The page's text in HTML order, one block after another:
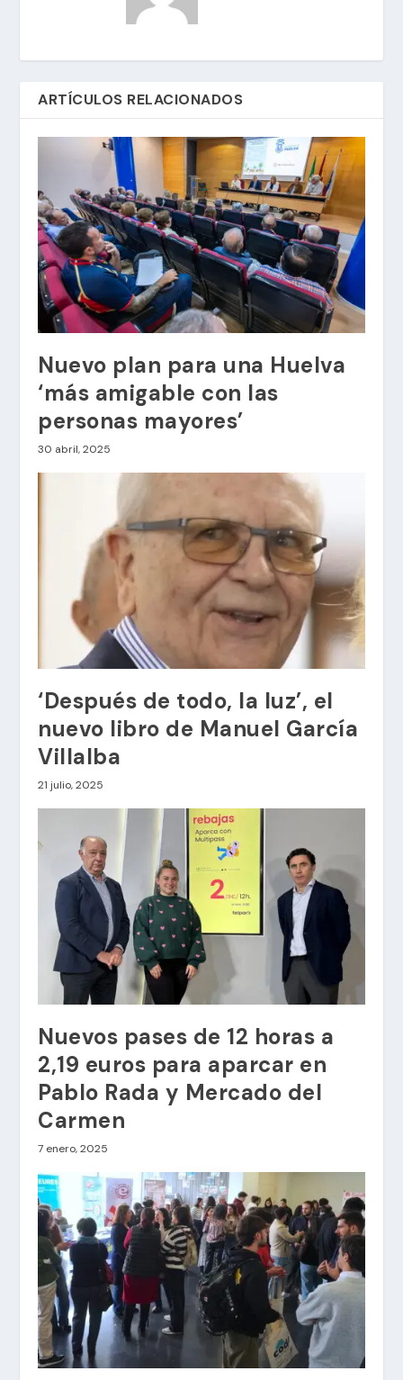
ARTÍCULOS RELACIONADOS
Nuevo plan para una Huelva
‘más amigable con las
personas mayores’
30 abril, 2025
‘Después de todo, la luz’, el
nuevo libro de Manuel García
Villalba
21 julio, 2025
Nuevos pases de 12 horas a
2,19 euros para aparcar en
Pablo Rada y Mercado del
Carmen
7 enero, 2025